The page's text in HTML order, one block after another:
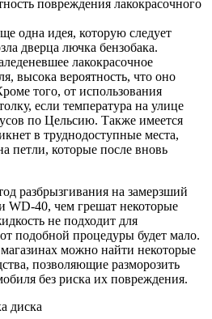
повреждения лакокрасочного
одна идея, которую следует
дверца лючка бензобака.
лакокрасочное
высока вероятность, что оно
того, от использования
если температура на улице
по Цельсию. Также имеется
в труднодоступные места,
петли, которые после вновь
разбрызгивания на замерзший
WD-40, чем грешат некоторые
не подходит для
подобной процедуры будет мало.
можно найти некоторые
позволяющие разморозить
без риска их повреждения.
диска